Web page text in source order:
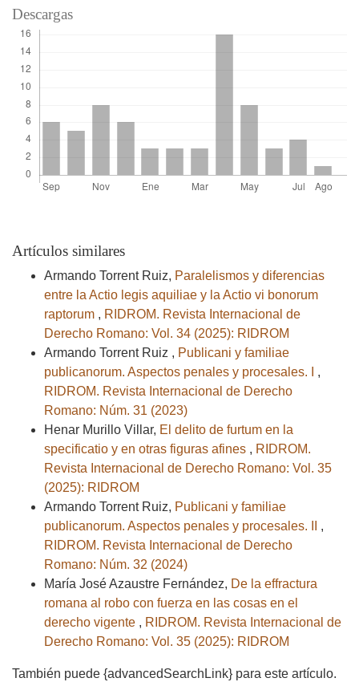
Descargas
Artículos similares
Armando Torrent Ruiz, Paralelismos y diferencias
entre la Actio legis aquiliae y la Actio vi bonorum
raptorum , RIDROM. Revista Internacional de
Derecho Romano: Vol. 34 (2025): RIDROM
Armando Torrent Ruiz , Publicani y familiae
publicanorum. Aspectos penales y procesales. I ,
RIDROM. Revista Internacional de Derecho
Romano: Núm. 31 (2023)
Henar Murillo Villar, El delito de furtum en la
specificatio y en otras figuras afines , RIDROM.
Revista Internacional de Derecho Romano: Vol. 35
(2025): RIDROM
Armando Torrent Ruiz, Publicani y familiae
publicanorum. Aspectos penales y procesales. II ,
RIDROM. Revista Internacional de Derecho
Romano: Núm. 32 (2024)
María José Azaustre Fernández, De la effractura
romana al robo con fuerza en las cosas en el
derecho vigente , RIDROM. Revista Internacional de
Derecho Romano: Vol. 35 (2025): RIDROM
También puede {advancedSearchLink} para este artículo.